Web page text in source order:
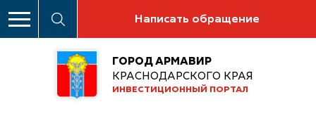
Написать обращение
ГОРОД АРМАВИР
КРАСНОДАРСКОГО КРАЯ
ИНВЕСТИЦИОННЫЙ ПОРТАЛ